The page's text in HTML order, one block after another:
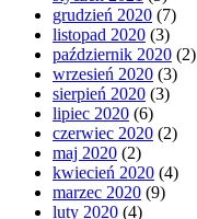
grudzień 2020 (7)
listopad 2020 (3)
październik 2020 (2)
wrzesień 2020 (3)
sierpień 2020 (3)
lipiec 2020 (6)
czerwiec 2020 (2)
maj 2020 (2)
kwiecień 2020 (4)
marzec 2020 (9)
luty 2020 (4)